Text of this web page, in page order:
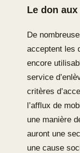
Le don
De
acceptent les
encore
service
critères
l’afflux de
une manière
auront une
une cause